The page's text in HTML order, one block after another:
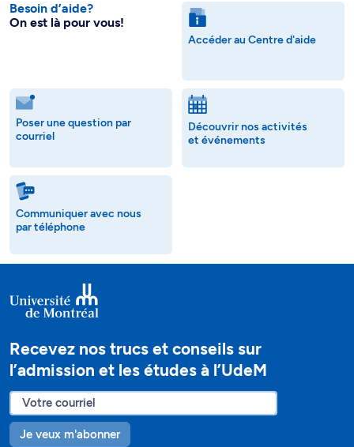
Besoin d’aide?
On est là pour vous!
Accéder au Centre d'aide
Poser une question par
courriel
Découvrir nos activités
et événements
Communiquer avec nous
par téléphone
Recevez nos trucs et conseils sur
l’admission et les études à l’UdeM
Je veux m'abonner